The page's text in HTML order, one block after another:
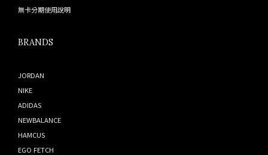
無卡分期使用說明
BRANDS
JORDAN
NIKE
ADIDAS
NEWBALANCE
HAMCUS
EGO FETCH